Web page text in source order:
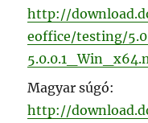
http://
eoffice/testing/
Magyar súgó:
http://